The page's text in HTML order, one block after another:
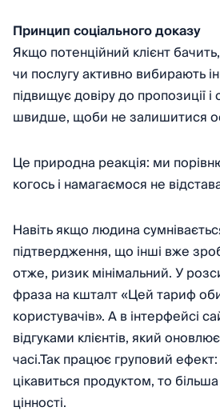
Принцип соціального доказу
Якщо потенційний клієнт
чи послугу активно вибирають
підвищує довіру до пропозиції і
швидше, щоби не залишитися
Це природна реакція: ми
когось і намагаємося не
Навіть якщо людина
підтвердження, що інші вже
отже, ризик мінімальний. У
фраза на кшталт «Цей тариф
користувачів». А в інтерфейсі
відгуками клієнтів, який
часі.Так працює груповий
цікавиться продуктом, то
цінності.